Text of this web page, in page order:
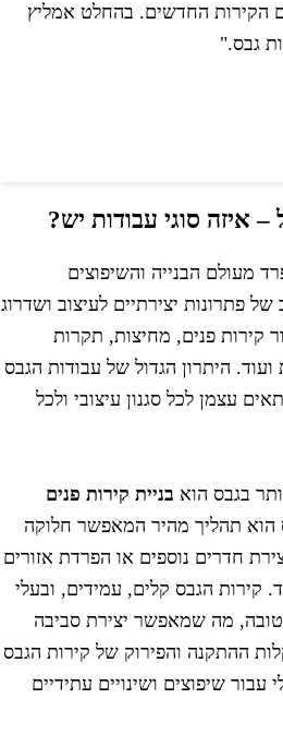
הקירות החדשים. בהחלט אמליץ
גבס."
איזה סוגי עבודות יש?
מעולם הבנייה והשיפוצים
פתרונות יצירתיים לעיצוב ושדרוג
קירות פנים, מחיצות, תקרות
היתרון הגדול של עבודות הגבס
עצמן לכל סגנון עיצובי ולכל
בגבס הוא בניית קירות פנים
תהליך מהיר המאפשר חלוקה
חדרים נוספים או הפרדת אזורים
הגבס קלים, עמידים, ובעלי
מה שמאפשר יצירת סביבה
ההתקנה והפירוק של קירות הגבס
שיפוצים ושינויים עתידיים